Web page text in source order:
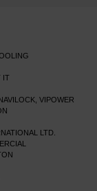
IT
VIPOWER
LTD.